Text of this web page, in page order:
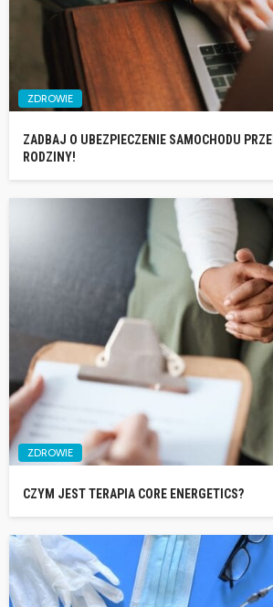
ZDROWIE
ZADBAJ O UBEZPIECZENIE SAMOCHODU
RODZINY!
ZDROWIE
CZYM JEST TERAPIA CORE ENERGETICS?